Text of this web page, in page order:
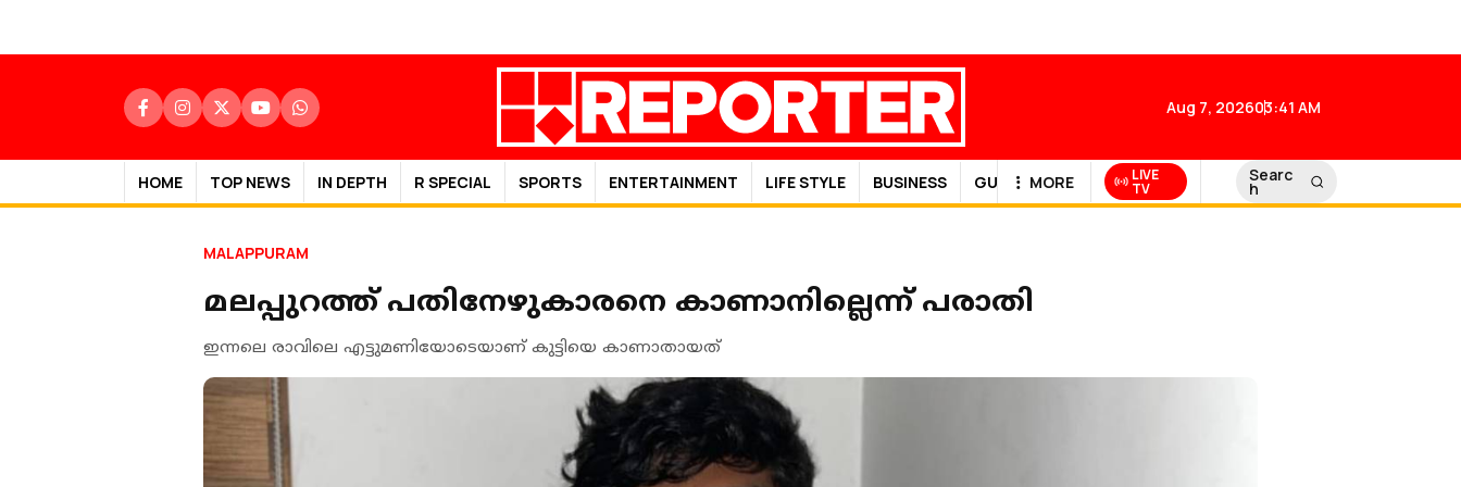
Aug 7, 202603:41 AM
HOME TOP NEWS IN DEPTH R SPECIAL SPORTS ENTERTAINMENT LIFE STYLE BUSINESS GULF NEWS
MORE LIVE
TV
Searc
h
MALAPPURAM
മലപ്പുറത്ത് പതിനേഴുകാരനെ കാണാനില്ലെന്ന് പരാതി
ഇന്നലെ രാവിലെ എട്ടുമണിയോടെയാണ് കുട്ടിയെ കാണാതായത്